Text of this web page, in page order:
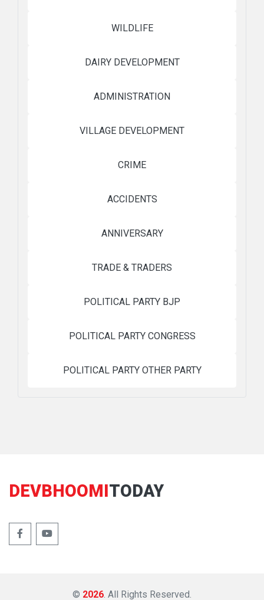
WILDLIFE
DAIRY DEVELOPMENT
ADMINISTRATION
VILLAGE DEVELOPMENT
CRIME
ACCIDENTS
ANNIVERSARY
TRADE & TRADERS
POLITICAL PARTY BJP
POLITICAL PARTY CONGRESS
POLITICAL PARTY OTHER PARTY
DEVBHOOMITODAY
© 2026 . All Rights Reserved.